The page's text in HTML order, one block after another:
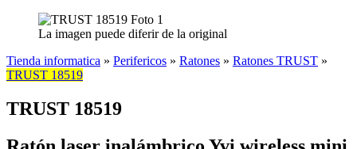
La imagen puede diferir de la original
Tienda informatica » Perifericos » Ratones » Ratones TRUST »
TRUST 18519
TRUST 18519